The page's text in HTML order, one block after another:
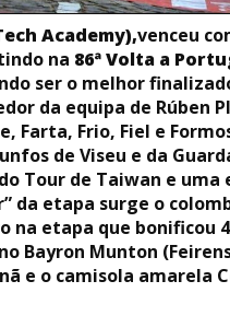
Academy),venceu
na 86ª Volta a
ser o melhor
da equipa de Rúben
Frio, Fiel e
de Viseu e da
Tour de Taiwan e uma
da etapa surge o
etapa que bonificou
Bayron Munton
e o camisola amarela